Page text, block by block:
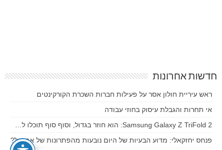
חדשות אחרונות
ראש עיריית חולון אסר על פעילות חברות השכרת הקורקינטים
אי תחרות והגבלת עיסוק בחוזי עבודה
Samsung Galaxy Z TriFold 2: הוא חוזר בגדול, וסוף סוף תוכלו ל…
פנחס יחזקאלי: מדוע הבעיות של היום נובעות מהפתרונות של אתמול?